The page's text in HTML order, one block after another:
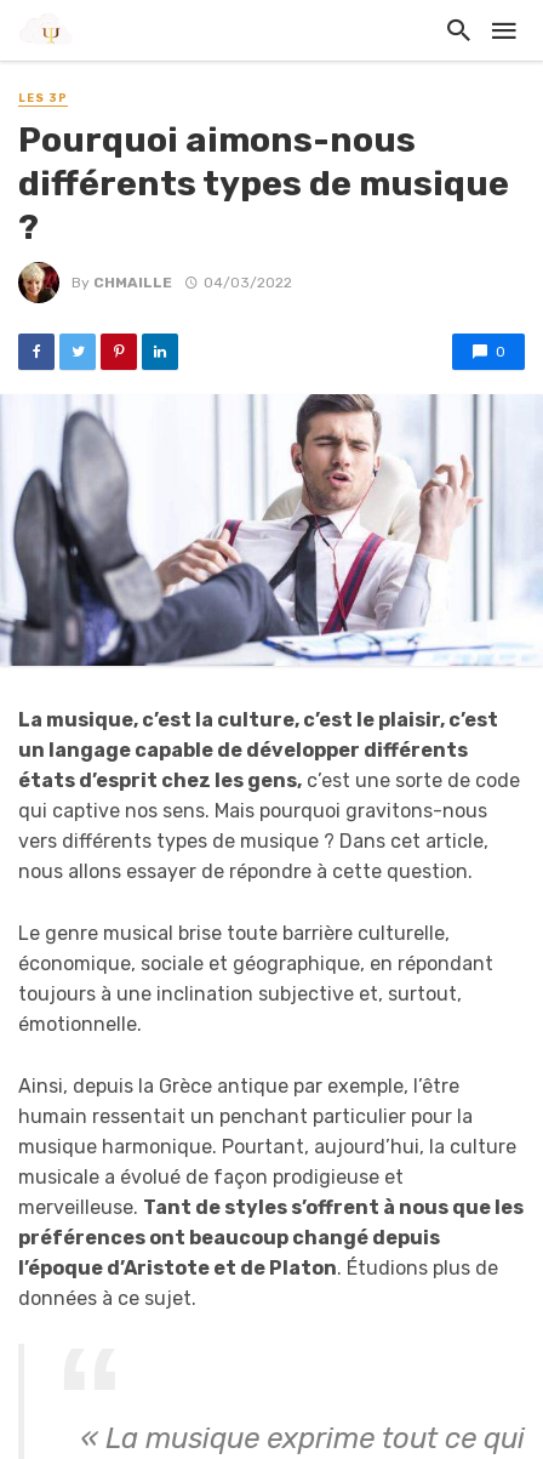
LES 3P
Pourquoi aimons-nous
différents types de musique
?
By CHMAILLE 04/03/2022
0
La musique, c’est la culture, c’est le plaisir, c’est
un langage capable de développer différents
états d’esprit chez les gens, c’est une sorte de code
qui captive nos sens. Mais pourquoi gravitons-nous
vers différents types de musique ? Dans cet article,
nous allons essayer de répondre à cette question.
Le genre musical brise toute barrière culturelle,
économique, sociale et géographique, en répondant
toujours à une inclination subjective et, surtout,
émotionnelle.
Ainsi, depuis la Grèce antique par exemple, l’être
humain ressentait un penchant particulier pour la
musique harmonique. Pourtant, aujourd’hui, la culture
musicale a évolué de façon prodigieuse et
merveilleuse. Tant de styles s’offrent à nous que les
préférences ont beaucoup changé depuis
l’époque d’Aristote et de Platon. Étudions plus de
données à ce sujet.
« La musique exprime tout ce qui